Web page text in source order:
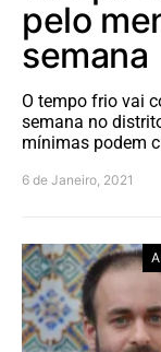
pelo
semana
O tempo frio vai
semana no
mínimas podem
6 de Janeiro, 2021